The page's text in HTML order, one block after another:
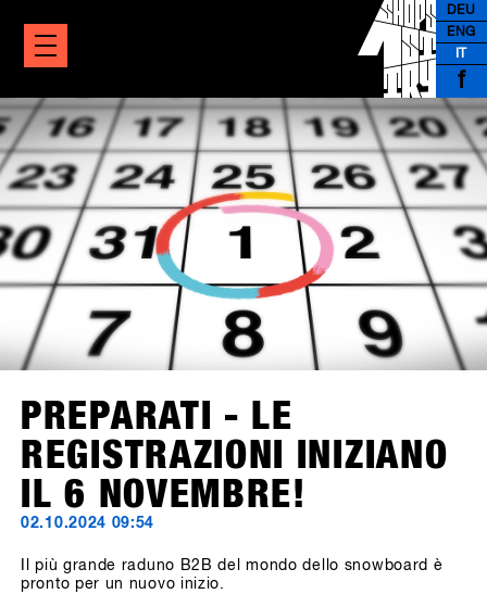
DEU
ENG
f
PREPARATI - LE
REGISTRAZIONI INIZIANO
IL 6 NOVEMBRE!
02.10.2024 09:54
Il più grande raduno B2B del mondo dello snowboard è
pronto per un nuovo inizio.